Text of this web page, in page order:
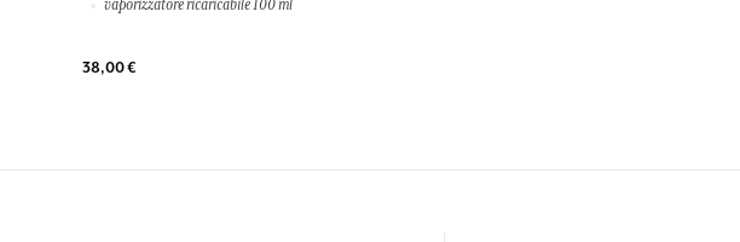
vaporizzatore ricaricabile 100 ml
38,00 €